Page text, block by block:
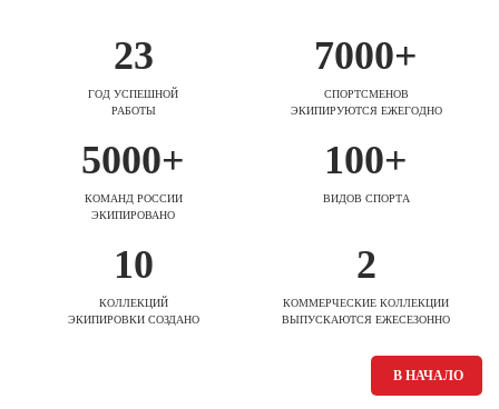
23
ГОД УСПЕШНОЙ
РАБОТЫ
7000+
СПОРТСМЕНОВ
ЭКИПИРУЮТСЯ ЕЖЕГОДНО
5000+
КОМАНД РОССИИ
ЭКИПИРОВАНО
100+
ВИДОВ СПОРТА
10
КОЛЛЕКЦИЙ
ЭКИПИРОВКИ СОЗДАНО
2
КОММЕРЧЕСКИЕ КОЛЛЕКЦИИ
ВЫПУСКАЮТСЯ ЕЖЕСЕЗОННО
В НАЧАЛО